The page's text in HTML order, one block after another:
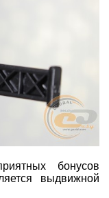
бонусов
выдвижной